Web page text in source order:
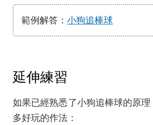
範例解答： 小狗追棒球
延伸練習
如果已經熟悉了小狗追棒球的原
多好玩的作法：